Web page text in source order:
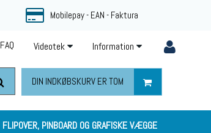
Mobilepay - EAN - Faktura
Information
Videotek
FAQ
DIN INDKØBSKURV ER TOM
FLIPOVER, PINBOARD OG GRAFISKE VÆGGE